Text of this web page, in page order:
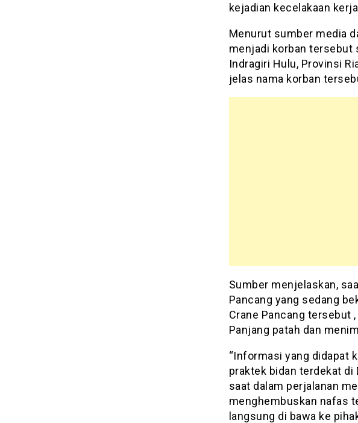
kejadian kecelakaan
Menurut sumber media
menjadi korban tersebut
Indragiri Hulu, Provinsi
jelas nama korban
Sumber menjelaskan,
Pancang yang sedang
Crane Pancang tersebut
Panjang patah dan
“Informasi yang didapat
praktek bidan terdekat di
saat dalam perjalanan
menghembuskan nafas
langsung di bawa ke